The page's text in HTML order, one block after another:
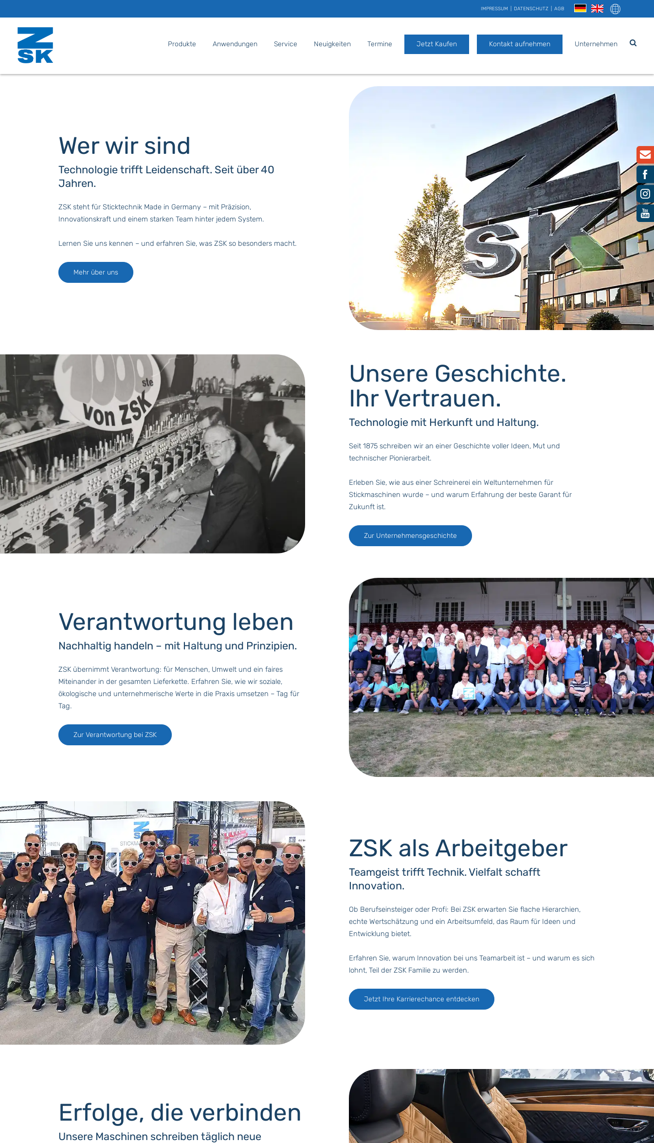
IMPRESSUM DATENSCHUTZ AGB
Produkte Anwendungen Service Neuigkeiten Termine Jetzt Kaufen Kontakt aufnehmen Unternehmen
Wer wir sind
Technologie trifft Leidenschaft. Seit über 40
Jahren.
ZSK steht für Sticktechnik Made in Germany – mit Präzision,
Innovationskraft und einem starken Team hinter jedem System.
Lernen Sie uns kennen – und erfahren Sie, was ZSK so besonders macht.
Mehr über uns
Unsere Geschichte.
Ihr Vertrauen.
Technologie mit Herkunft und Haltung.
Seit 1875 schreiben wir an einer Geschichte voller Ideen, Mut und
technischer Pionierarbeit.
Erleben Sie, wie aus einer Schreinerei ein Weltunternehmen für
Stickmaschinen wurde – und warum Erfahrung der beste Garant für
Zukunft ist.
Zur Unternehmensgeschichte
Verantwortung leben
Nachhaltig handeln – mit Haltung und Prinzipien.
ZSK übernimmt Verantwortung: für Menschen, Umwelt und ein faires
Miteinander in der gesamten Lieferkette. Erfahren Sie, wie wir soziale,
ökologische und unternehmerische Werte in die Praxis umsetzen – Tag für
Tag.
Zur Verantwortung bei ZSK
ZSK als Arbeitgeber
Teamgeist trifft Technik. Vielfalt schafft
Innovation.
Ob Berufseinsteiger oder Profi: Bei ZSK erwarten Sie flache Hierarchien,
echte Wertschätzung und ein Arbeitsumfeld, das Raum für Ideen und
Entwicklung bietet.
Erfahren Sie, warum Innovation bei uns Teamarbeit ist – und warum es sich
lohnt, Teil der ZSK Familie zu werden.
Jetzt Ihre Karrierechance entdecken
Erfolge, die verbinden
Unsere Maschinen schreiben täglich neue